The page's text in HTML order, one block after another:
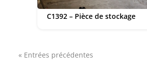
C1392 – Pièce de stockage
« Entrées précédentes